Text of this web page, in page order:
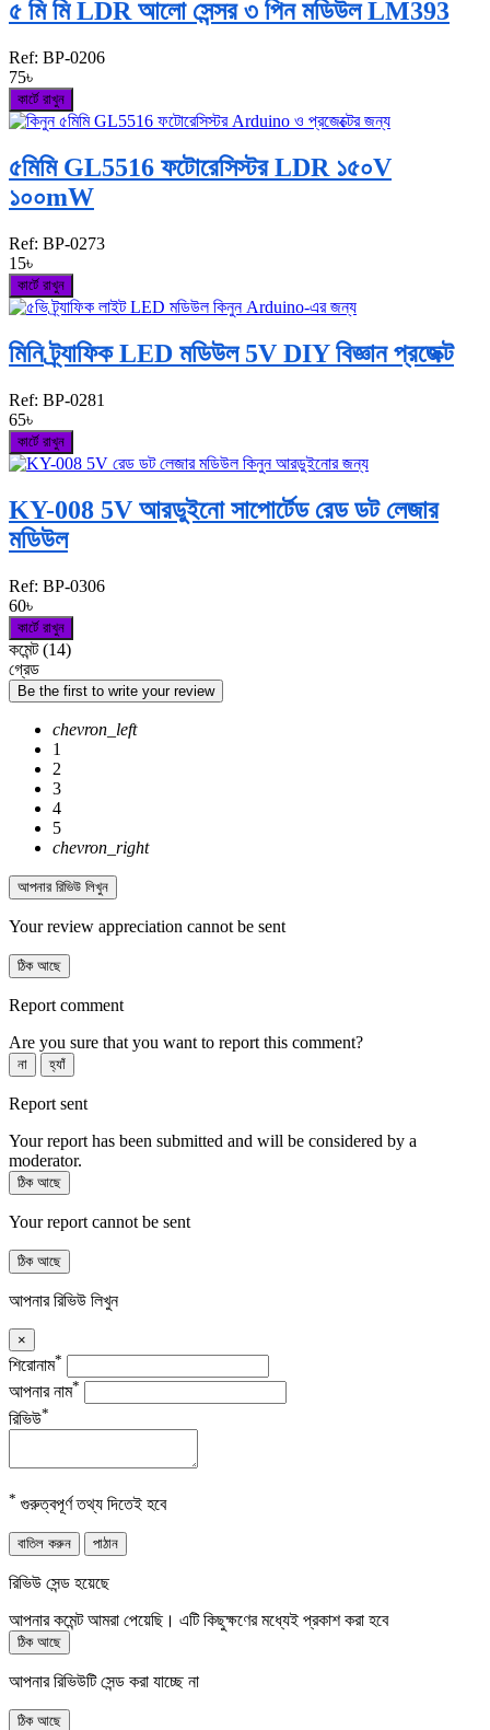
৫ মি মি LDR আলো সেন্সর ৩ পিন মডিউল LM393
Ref: BP-0206
75৳
কার্টে রাখুন
৫মিমি GL5516 ফটোরেসিস্টর LDR ১৫০V
১০০mW
Ref: BP-0273
15৳
কার্টে রাখুন
মিনি ট্র্যাফিক LED মডিউল 5V DIY বিজ্ঞান প্রজেক্ট
Ref: BP-0281
65৳
কার্টে রাখুন
KY-008 5V আরডুইনো সাপোর্টেড রেড ডট লেজার
মডিউল
Ref: BP-0306
60৳
কার্টে রাখুন
কমেন্ট (14)
গ্রেড
Be the first to write your review
chevron_left
1
2
3
4
5
chevron_right
আপনার রিভিউ লিখুন
Your review appreciation cannot be sent
ঠিক আছে
Report comment
Are you sure that you want to report this comment?
না হ্যাঁ
Report sent
Your report has been submitted and will be considered by a
moderator.
ঠিক আছে
Your report cannot be sent
ঠিক আছে
আপনার রিভিউ লিখুন
×
শিরোনাম*
আপনার নাম*
রিভিউ*
* গুরুত্বপূর্ণ তথ্য দিতেই হবে
বাতিল করুন পাঠান
রিভিউ সেন্ড হয়েছে
আপনার কমেন্ট আমরা পেয়েছি। এটি কিছুক্ষণের মধ্যেই প্রকাশ করা হবে
ঠিক আছে
আপনার রিভিউটি সেন্ড করা যাচ্ছে না
ঠিক আছে